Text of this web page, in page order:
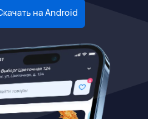
на Android